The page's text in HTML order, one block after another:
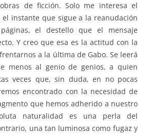
de ficción. Solo me interesa el
el instante que sigue a la reanudación
el destello que el mensaje
Y creo que esa es la actitud con la
a la última de Gabo. Se leerá
menos al genio de genios, a quien
veces que, sin duda, en no pocas
encontrado con la necesidad de
que hemos adherido a nuestro
naturalidad es una perla del
una tan luminosa como fugaz y